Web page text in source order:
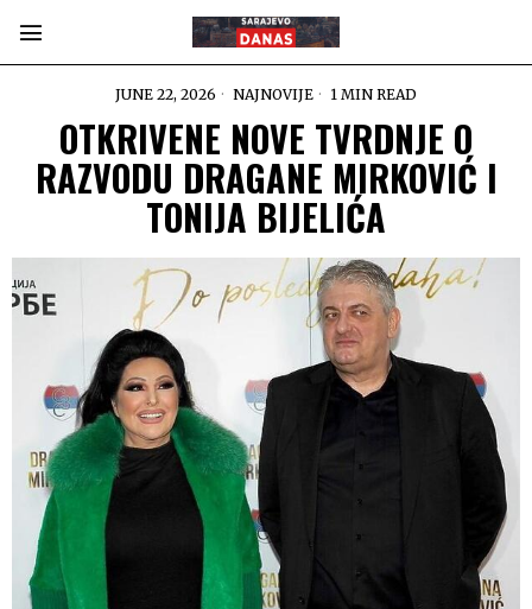
JUNE 22, 2026 NAJNOVIJE 1 MIN READ
OTKRIVENE NOVE TVRDNJE O
RAZVODU DRAGANE MIRKOVIĆ I
TONIJA BIJELIĆA